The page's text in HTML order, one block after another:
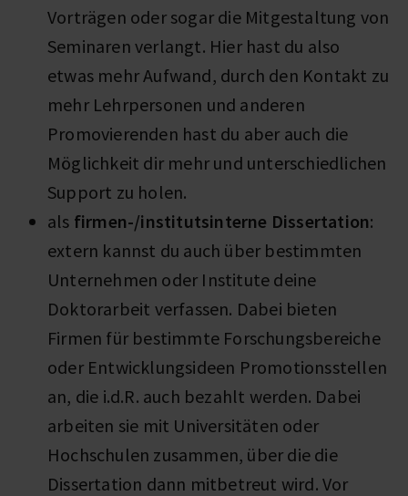
Vorträgen oder sogar die Mitgestaltung von
Seminaren verlangt. Hier hast du also
etwas mehr Aufwand, durch den Kontakt zu
mehr Lehrpersonen und anderen
Promovierenden hast du aber auch die
Möglichkeit dir mehr und unterschiedlichen
Support zu holen.
als firmen-/institutsinterne Dissertation:
extern kannst du auch über bestimmten
Unternehmen oder Institute deine
Doktorarbeit verfassen. Dabei bieten
Firmen für bestimmte Forschungsbereiche
oder Entwicklungsideen Promotionsstellen
an, die i.d.R. auch bezahlt werden. Dabei
arbeiten sie mit Universitäten oder
Hochschulen zusammen, über die die
Dissertation dann mitbetreut wird. Vor